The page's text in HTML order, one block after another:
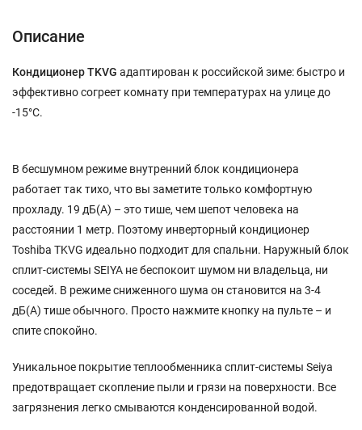
Описание
Кондиционер TKVG адаптирован к российской зиме: быстро и
эффективно согреет комнату при температурах на улице до
-15°С.
В бесшумном режиме внутренний блок кондиционера
работает так тихо, что вы заметите только комфортную
прохладу. 19 дБ(А) – это тише, чем шепот человека на
расстоянии 1 метр. Поэтому инверторный кондиционер
Toshiba TKVG идеально подходит для спальни. Наружный блок
сплит-системы SEIYA не беспокоит шумом ни владельца, ни
соседей. В режиме сниженного шума он становится на 3-4
дБ(А) тише обычного. Просто нажмите кнопку на пульте – и
спите спокойно.
Уникальное покрытие теплообменника сплит-системы Seiya
предотвращает скопление пыли и грязи на поверхности. Все
загрязнения легко смываются конденсированной водой.